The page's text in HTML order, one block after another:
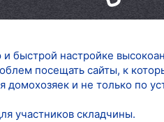
и быстрой настройке
посещать сайты, к
домохозяек и не только по
участников складчины.